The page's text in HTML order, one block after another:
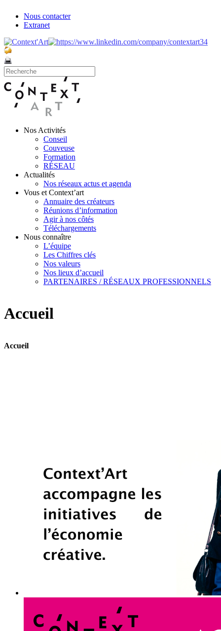
Nous contacter
Extranet
Nos Activités
Conseil
Couveuse
Formation
RÉSEAU
Actualités
Nos réseaux actus et agenda
Vous et Context’art
Annuaire des créateurs
Réunions d’information
Agir à nos côtés
Téléchargements
Nous connaître
L’équipe
Les Chiffres clés
Nos valeurs
Nos lieux d’accueil
PARTENAIRES / RÉSEAUX PROFESSIONNELS
Accueil
Accueil